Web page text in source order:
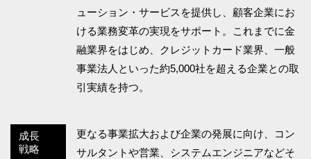
ューション・サービスを提供し、顧客企業にお
ける業務変革の実現をサポート。これまでに金
融業界をはじめ、クレジットカード業界、一般
事業法人といった約5,000社を超える企業との取
引実績を持つ。
成長
戦略
更なる事業拡大および企業の発展に向け、コン
サルタントや営業、システムエンジニアなどそ